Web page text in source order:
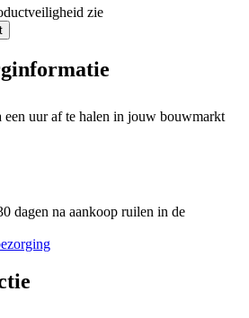
zie
een uur af te halen in jouw bouwmarkt
dagen na aankoop ruilen in de